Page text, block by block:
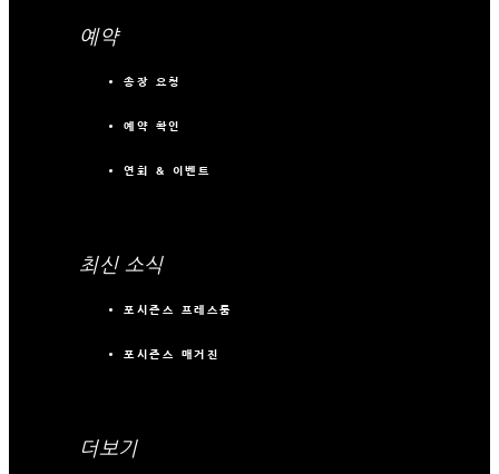
예약
송장 요청
예약 확인
연회 & 이벤트
최신 소식
포시즌스 프레스룸
포시즌스 매거진
더보기